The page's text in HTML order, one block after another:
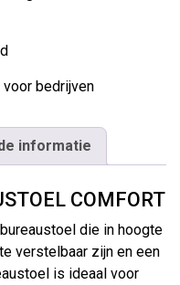
bedrijven
informatie
COMFORT
die in hoogte
verstelbaar zijn en een
is ideaal voor